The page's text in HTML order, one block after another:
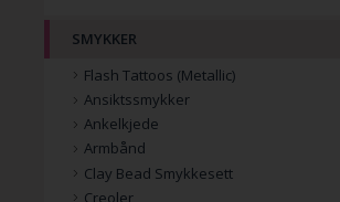
SMYKKER
Flash Tattoos (Metallic)
Ansiktssmykker
Ankelkjede
Armbånd
Clay Bead Smykkesett
Creoler